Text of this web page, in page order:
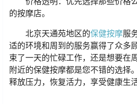
的按摩店。
北京天通苑地区的保健按摩服
适的环境和周到的服务赢得了众多
束了一天的忙碌工作，还是想要在
附近的保健按摩都是您不错的选择
释放压力，恢复活力，享受健康生活